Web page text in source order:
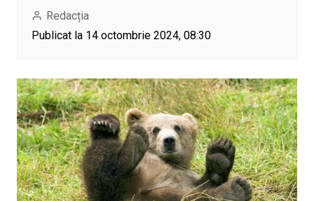
Redacția
Publicat la 14 octombrie 2024, 08:30